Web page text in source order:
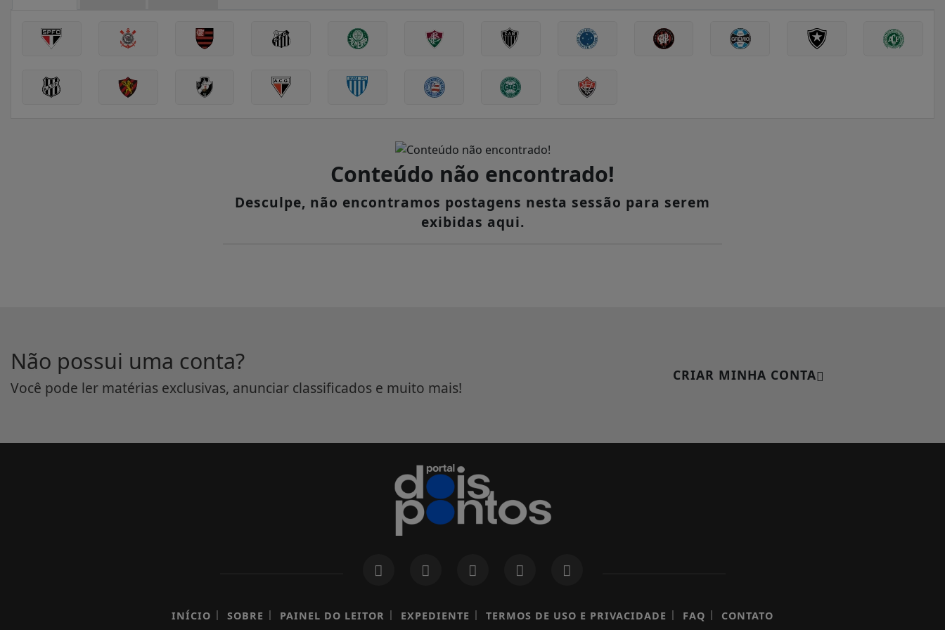
Conteúdo não encontrado!
Desculpe, não encontramos postagens nesta sessão para serem
exibidas aqui.
Não possui uma conta?
Você pode ler matérias exclusivas, anunciar classificados e muito mais!
CRIAR MINHA CONTA
INÍCIO | SOBRE | PAINEL DO LEITOR | EXPEDIENTE | TERMOS DE USO E PRIVACIDADE | FAQ | CONTATO